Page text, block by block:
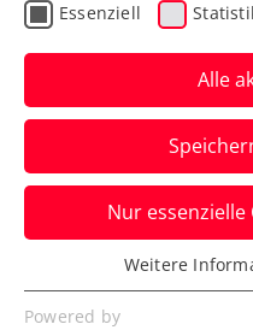
Generali
„Miso-
– Misolic
Finale
Der ÖTV-
das am
abgebrochene
Essenziell
Alle
Nur essenzielle
Essenziell
Essenzielle Cookies
Weitere
Powered by